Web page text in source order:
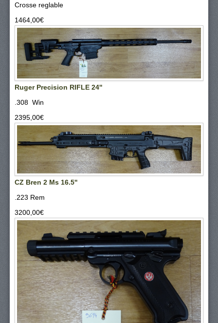
Crosse reglable
1464,00‎€
Ruger Precision RIFLE 24''
.308 Win
2395,00‎€
CZ Bren 2 Ms 16.5''
.223 Rem
3200,00‎€